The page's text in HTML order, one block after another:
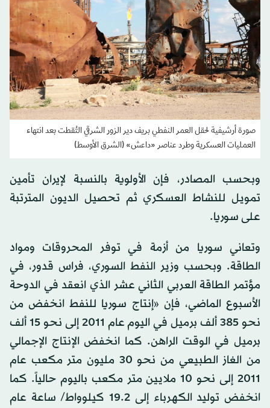
صورة أرشيفية لحقل العمر النفطي بريف دير الزور الشرقي التُقطت بعد انتهاء
العمليات العسكرية وطرد عناصر «داعش» (الشرق الأوسط)
وبحسب المصادر، فإن الأولوية بالنسبة لإيران تأمين
تمويل للنشاط العسكري ثم تحصيل الديون المترتبة
على سوريا.
وتعاني سوريا من أزمة في توفر المحروقات ومواد
الطاقة. وبحسب وزير النفط السوري، فراس قدور، في
مؤتمر الطاقة العربي الثاني عشر الذي انعقد في الدوحة
الأسبوع الماضي، فإن «إنتاج سوريا للنفط انخفض من
نحو 385 ألف برميل في اليوم عام 2011 إلى نحو 15 ألف
برميل في الوقت الراهن. كما انخفض الإنتاج الإجمالي
من الغاز الطبيعي من نحو 30 مليون متر مكعب عام
2011 إلى نحو 10 ملايين متر مكعب باليوم حالياً. كما
انخفض توليد الكهرباء إلى 19.2 كيلوواط/ ساعة عام